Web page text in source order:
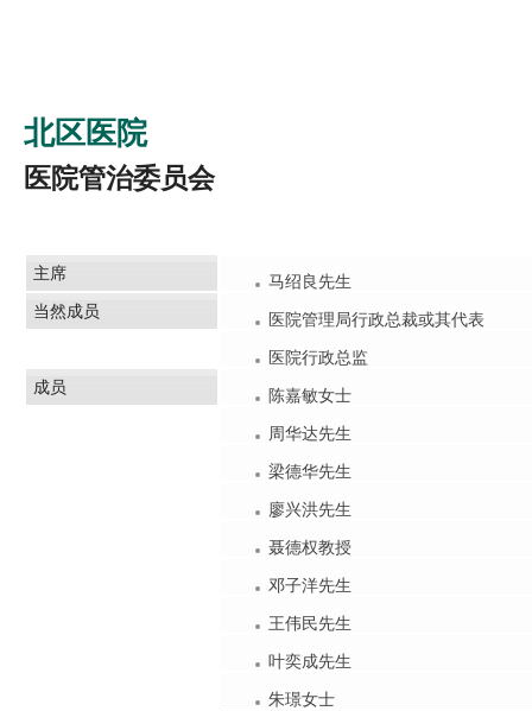
北区医院
医院管治委员会
主席
马绍良先生
当然成员
医院管理局行政总裁或其代表
医院行政总监
成员
陈嘉敏女士
周华达先生
梁德华先生
廖兴洪先生
聂德权教授
邓子洋先生
王伟民先生
叶奕成先生
朱璟女士